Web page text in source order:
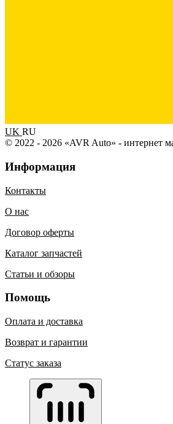
UK RU
© 2022 - 2026 «AVR Auto» - интернет
Информация
Контакты
О нас
Договор оферты
Каталог запчастей
Статьи и обзоры
Помощь
Оплата и доставка
Возврат и гарантии
Статус заказа